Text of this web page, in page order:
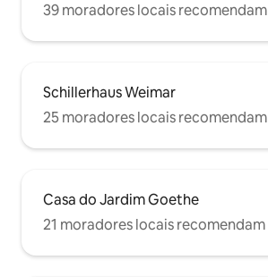
39 moradores locais recomendam
Schillerhaus Weimar
25 moradores locais recomendam
Casa do Jardim Goethe
21 moradores locais recomendam